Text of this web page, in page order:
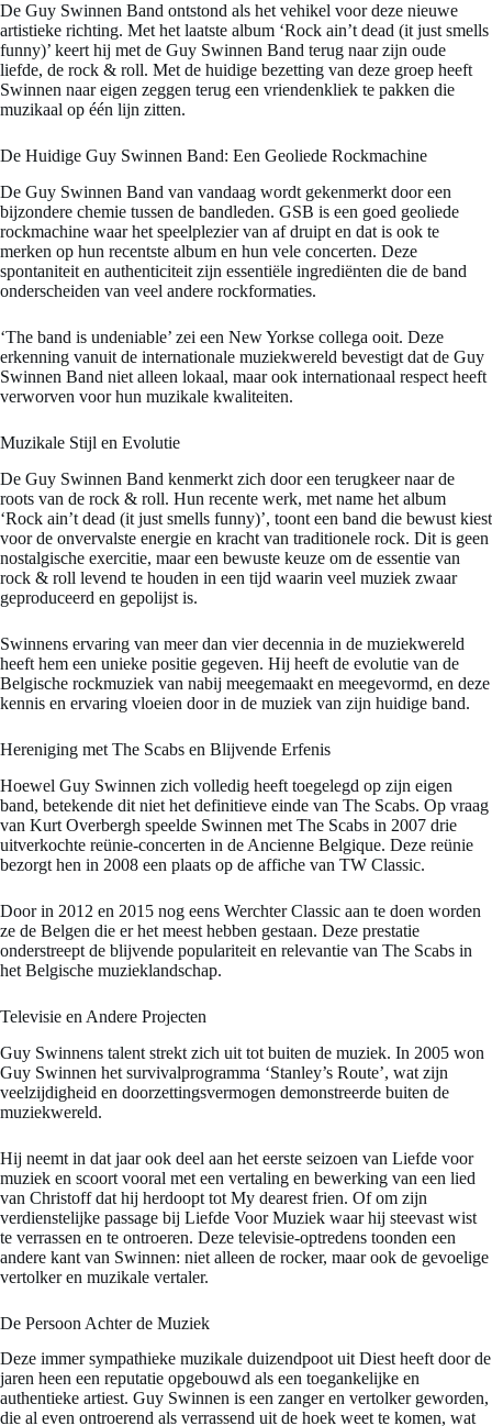
De Guy Swinnen Band ontstond als het vehikel voor deze nieuwe
artistieke richting. Met het laatste album ‘Rock ain’t dead (it just smells
funny)’ keert hij met de Guy Swinnen Band terug naar zijn oude
liefde, de rock & roll. Met de huidige bezetting van deze groep heeft
Swinnen naar eigen zeggen terug een vriendenkliek te pakken die
muzikaal op één lijn zitten.
De Huidige Guy Swinnen Band: Een Geoliede Rockmachine
De Guy Swinnen Band van vandaag wordt gekenmerkt door een
bijzondere chemie tussen de bandleden. GSB is een goed geoliede
rockmachine waar het speelplezier van af druipt en dat is ook te
merken op hun recentste album en hun vele concerten. Deze
spontaniteit en authenticiteit zijn essentiële ingrediënten die de band
onderscheiden van veel andere rockformaties.
‘The band is undeniable’ zei een New Yorkse collega ooit. Deze
erkenning vanuit de internationale muziekwereld bevestigt dat de Guy
Swinnen Band niet alleen lokaal, maar ook internationaal respect heeft
verworven voor hun muzikale kwaliteiten.
Muzikale Stijl en Evolutie
De Guy Swinnen Band kenmerkt zich door een terugkeer naar de
roots van de rock & roll. Hun recente werk, met name het album
‘Rock ain’t dead (it just smells funny)’, toont een band die bewust kiest
voor de onvervalste energie en kracht van traditionele rock. Dit is geen
nostalgische exercitie, maar een bewuste keuze om de essentie van
rock & roll levend te houden in een tijd waarin veel muziek zwaar
geproduceerd en gepolijst is.
Swinnens ervaring van meer dan vier decennia in de muziekwereld
heeft hem een unieke positie gegeven. Hij heeft de evolutie van de
Belgische rockmuziek van nabij meegemaakt en meegevormd, en deze
kennis en ervaring vloeien door in de muziek van zijn huidige band.
Hereniging met The Scabs en Blijvende Erfenis
Hoewel Guy Swinnen zich volledig heeft toegelegd op zijn eigen
band, betekende dit niet het definitieve einde van The Scabs. Op vraag
van Kurt Overbergh speelde Swinnen met The Scabs in 2007 drie
uitverkochte reünie-concerten in de Ancienne Belgique. Deze reünie
bezorgt hen in 2008 een plaats op de affiche van TW Classic.
Door in 2012 en 2015 nog eens Werchter Classic aan te doen worden
ze de Belgen die er het meest hebben gestaan. Deze prestatie
onderstreept de blijvende populariteit en relevantie van The Scabs in
het Belgische muzieklandschap.
Televisie en Andere Projecten
Guy Swinnens talent strekt zich uit tot buiten de muziek. In 2005 won
Guy Swinnen het survivalprogramma ‘Stanley’s Route’, wat zijn
veelzijdigheid en doorzettingsvermogen demonstreerde buiten de
muziekwereld.
Hij neemt in dat jaar ook deel aan het eerste seizoen van Liefde voor
muziek en scoort vooral met een vertaling en bewerking van een lied
van Christoff dat hij herdoopt tot My dearest frien. Of om zijn
verdienstelijke passage bij Liefde Voor Muziek waar hij steevast wist
te verrassen en te ontroeren. Deze televisie-optredens toonden een
andere kant van Swinnen: niet alleen de rocker, maar ook de gevoelige
vertolker en muzikale vertaler.
De Persoon Achter de Muziek
Deze immer sympathieke muzikale duizendpoot uit Diest heeft door de
jaren heen een reputatie opgebouwd als een toegankelijke en
authentieke artiest. Guy Swinnen is een zanger en vertolker geworden,
die al even ontroerend als verrassend uit de hoek weet te komen, wat